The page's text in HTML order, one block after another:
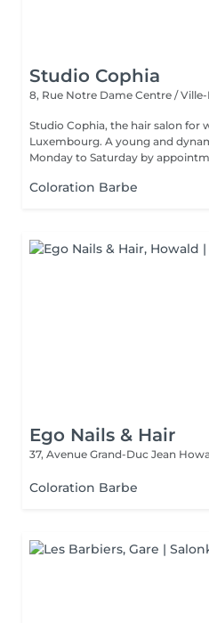
Studio Cophia
8, Rue Notre Dame Centre /
Studio Cophia, the hair salon for
Luxembourg. A young and
Coloration Barbe
Ego Nails & Hair
37, Avenue Grand-Duc Jean
Coloration Barbe